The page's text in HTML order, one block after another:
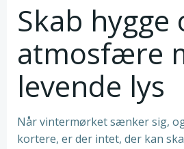
Skab hygge
atmosfære
levende lys
Når vintermørket sænker sig,
kortere, er der intet, der kan